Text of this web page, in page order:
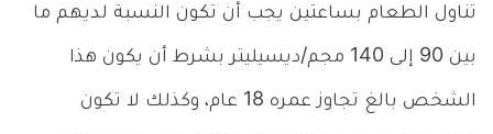
تناول الطعام بساعتين يجب أن تكون النسبة لديهم ما
بين 90 إلى 140 مجم/ديسيليتر بشرط أن يكون هذا
الشخص بالغ تجاوز عمره 18 عام، وكذلك لا تكون